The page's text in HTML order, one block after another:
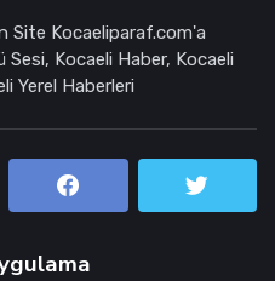
Site Kocaeliparaf.com'a
Sesi, Kocaeli Haber, Kocaeli
Yerel Haberleri